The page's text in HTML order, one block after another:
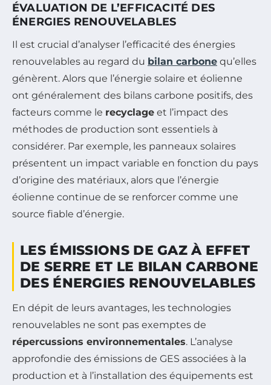
ÉVALUATION DE L’EFFICACITÉ DES
ÉNERGIES RENOUVELABLES
Il est crucial d’analyser l’efficacité des énergies
renouvelables au regard du bilan carbone qu’elles
génèrent. Alors que l’énergie solaire et éolienne
ont généralement des bilans carbone positifs, des
facteurs comme le recyclage et l’impact des
méthodes de production sont essentiels à
considérer. Par exemple, les panneaux solaires
présentent un impact variable en fonction du pays
d’origine des matériaux, alors que l’énergie
éolienne continue de se renforcer comme une
source fiable d’énergie.
LES ÉMISSIONS DE GAZ À EFFET
DE SERRE ET LE BILAN CARBONE
DES ÉNERGIES RENOUVELABLES
En dépit de leurs avantages, les technologies
renouvelables ne sont pas exemptes de
répercussions environnementales. L’analyse
approfondie des émissions de GES associées à la
production et à l’installation des équipements est